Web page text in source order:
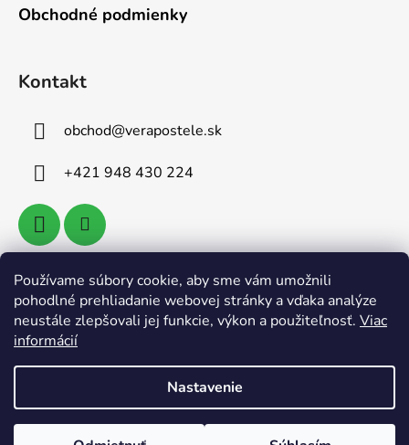
Používame súbory cookie, aby sme vám umožnili
pohodlné prehliadanie webovej stránky a vďaka analýze
neustále zlepšovali jej funkcie, výkon a použiteľnosť. Viac
informácií
Nastavenie
Obchodné podmienky
Kontakt
obchod@verapostele.sk
+421 948 430 224
Vyhľadávanie
Vytvoril Shoptet